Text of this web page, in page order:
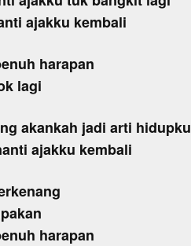
ajakku kembali
harapan
lagi
akankah jadi arti hidupku
ajakku kembali
harapan